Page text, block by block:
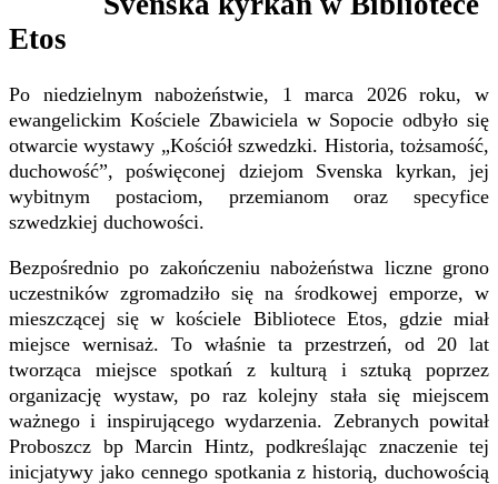
Etos
Po niedzielnym nabożeństwie, 1 marca 2026 roku, w
ewangelickim Kościele Zbawiciela w Sopocie odbyło się
otwarcie wystawy „Kościół szwedzki. Historia, tożsamość,
duchowość”, poświęconej dziejom Svenska kyrkan, jej
wybitnym postaciom, przemianom oraz specyfice
szwedzkiej duchowości.
Bezpośrednio po zakończeniu nabożeństwa liczne grono
uczestników zgromadziło się na środkowej emporze, w
mieszczącej się w kościele Bibliotece Etos, gdzie miał
miejsce wernisaż. To właśnie ta przestrzeń, od 20 lat
tworząca miejsce spotkań z kulturą i sztuką poprzez
organizację wystaw, po raz kolejny stała się miejscem
ważnego i inspirującego wydarzenia. Zebranych powitał
Proboszcz bp Marcin Hintz, podkreślając znaczenie tej
inicjatywy jako cennego spotkania z historią, duchowością